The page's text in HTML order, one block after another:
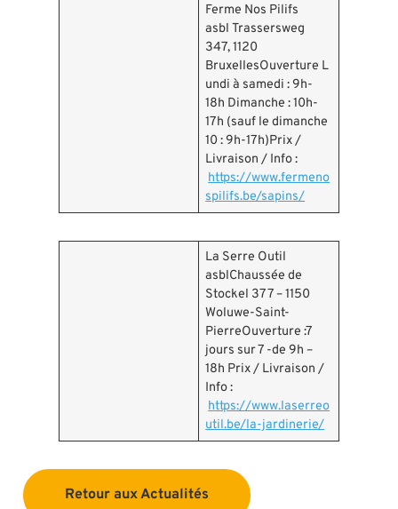
Ferme Nos Pilifs
asbl Trassersweg
347, 1120
BruxellesOuverture L
undi à samedi : 9h-
18h Dimanche : 10h-
17h (sauf le dimanche
10 : 9h-17h)Prix /
Livraison / Info :
https://www.fermeno
spilifs.be/sapins/
La Serre Outil
asblChaussée de
Stockel 377 – 1150
Woluwe-Saint-
PierreOuverture :7
jours sur 7 -de 9h –
18h Prix / Livraison /
Info :
https://www.laserreo
util.be/la-jardinerie/
Retour aux Actualités